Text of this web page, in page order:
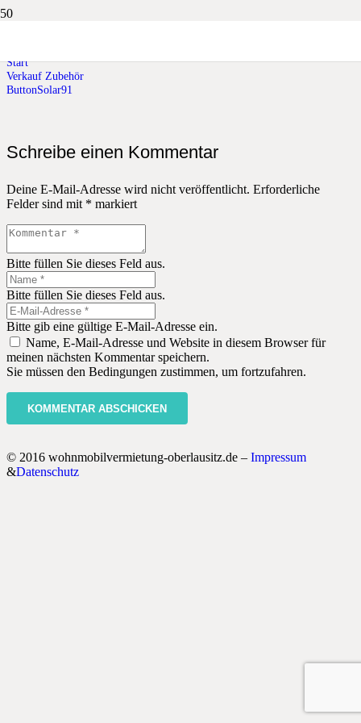
Start
Verkauf Zubehör
ButtonSolar91
Schreibe einen Kommentar
Deine E-Mail-Adresse wird nicht veröffentlicht. Erforderliche
Felder sind mit * markiert
Bitte füllen Sie dieses Feld aus.
Bitte füllen Sie dieses Feld aus.
Bitte gib eine gültige E-Mail-Adresse ein.
Name, E-Mail-Adresse und Website in diesem Browser für
meinen nächsten Kommentar speichern.
Sie müssen den Bedingungen zustimmen, um fortzufahren.
KOMMENTAR ABSCHICKEN
© 2016 wohnmobilvermietung-oberlausitz.de – Impressum
&Datenschutz